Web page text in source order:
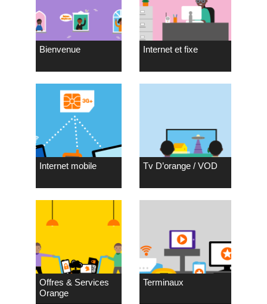
Bienvenue Internet et fixe
Internet mobile Tv D’orange / VOD
Offres & Services
Orange
Terminaux